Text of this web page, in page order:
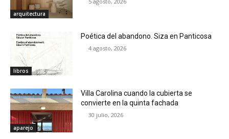
arquitectura
libros
Poética del abandono. Siza en Panticosa
4 agosto, 2026
aparejo
Villa Carolina cuando la cubierta se
convierte en la quinta fachada
30 julio, 2026